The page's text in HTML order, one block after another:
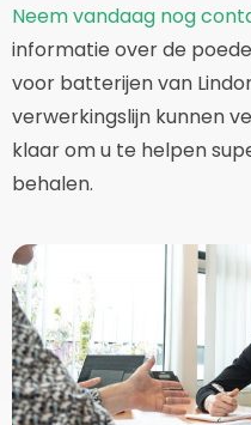
Neem vandaag nog
informatie over de
voor batterijen van
verwerkingslijn kunnen
klaar om u te helpen
behalen.